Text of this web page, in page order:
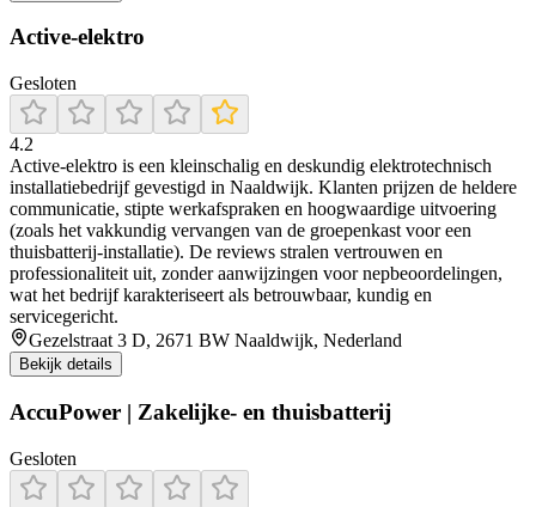
Active-elektro
Gesloten
4.2
Active‑elektro is een kleinschalig en deskundig elektrotechnisch
installatiebedrijf gevestigd in Naaldwijk. Klanten prijzen de heldere
communicatie, stipte werkafspraken en hoogwaardige uitvoering
(zoals het vakkundig vervangen van de groepenkast voor een
thuisbatterij‑installatie). De reviews stralen vertrouwen en
professionaliteit uit, zonder aanwijzingen voor nepbeoordelingen,
wat het bedrijf karakteriseert als betrouwbaar, kundig en
servicegericht.
Gezelstraat 3 D, 2671 BW Naaldwijk, Nederland
Bekijk details
AccuPower | Zakelijke- en thuisbatterij
Gesloten